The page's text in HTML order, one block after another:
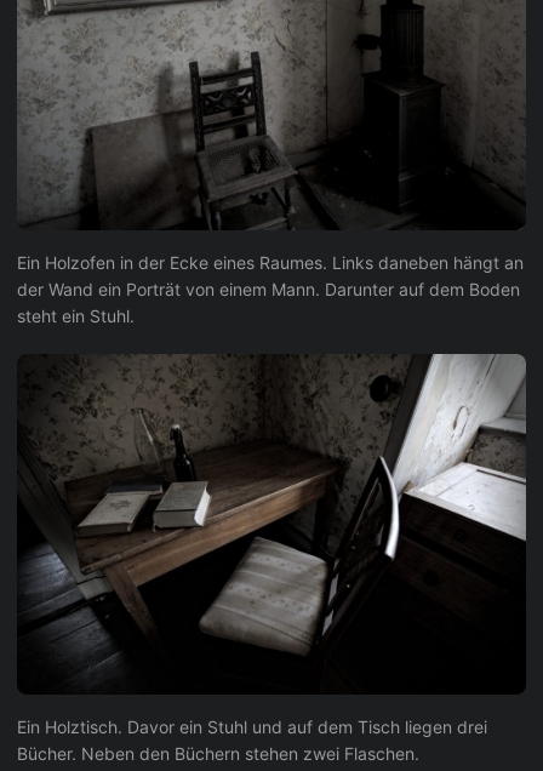
Ein Holzofen in der Ecke eines Raumes. Links daneben hängt an
der Wand ein Porträt von einem Mann. Darunter auf dem Boden
steht ein Stuhl.
Ein Holztisch. Davor ein Stuhl und auf dem Tisch liegen drei
Bücher. Neben den Büchern stehen zwei Flaschen.